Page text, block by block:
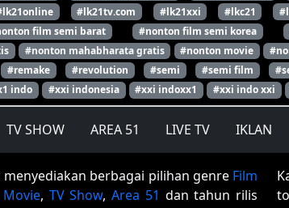
#lk21tv.com #lk21xxi #lkc21
film semi barat #nonton film semi korea
#nonton mahabharata gratis #nonton movie
#remake #revolution #semi #semi film
indo #xxi indonesia #xxi indoxx1 #xxi indo xxi
TV SHOW AREA 51 LIVE TV IKLAN
menyediakan berbagai pilihan genre Film
, TV Show, Area 51 dan tahun rilis